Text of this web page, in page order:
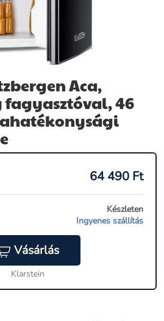
Aca,
fagyasztóval, 46
64 490 Ft
Készleten
Ingyenes szállítás
Vásárlás
Klarstein